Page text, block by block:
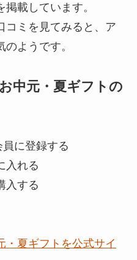
載しています。
コミを見てみると、ア
ようです。
中元・夏ギフトの
に登録する
入れる
入する
・夏ギフトを公式サイ